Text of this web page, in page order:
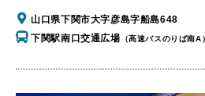
山口県下関市大字彦島字船島648
下関駅南口交通広場 （高速バスのりば南A